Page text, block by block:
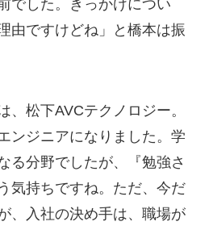
でした。きっかけについ
由ですけどね」と橋本は振
、松下AVCテクノロジー。
ンジニアになりました。学
る分野でしたが、『勉強さ
気持ちですね。ただ、今だ
、入社の決め手は、職場が